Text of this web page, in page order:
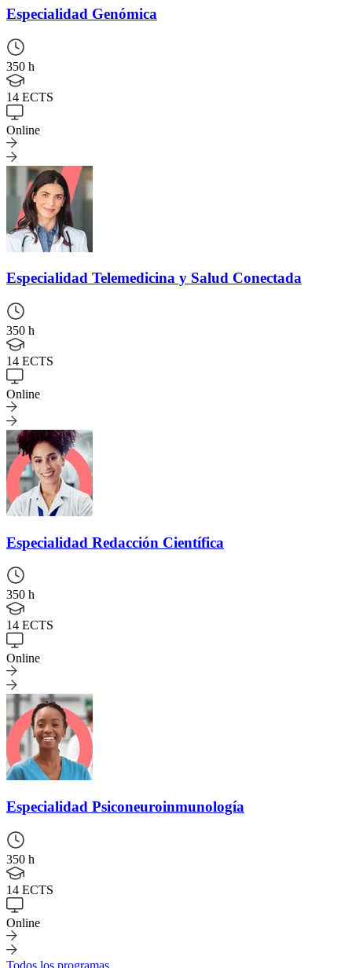
Especialidad Genómica
350 h
14 ECTS
Online
Especialidad Telemedicina y Salud Conectada
350 h
14 ECTS
Online
Especialidad Redacción Científica
350 h
14 ECTS
Online
Especialidad Psiconeuroinmunología
350 h
14 ECTS
Online
Todos los programas